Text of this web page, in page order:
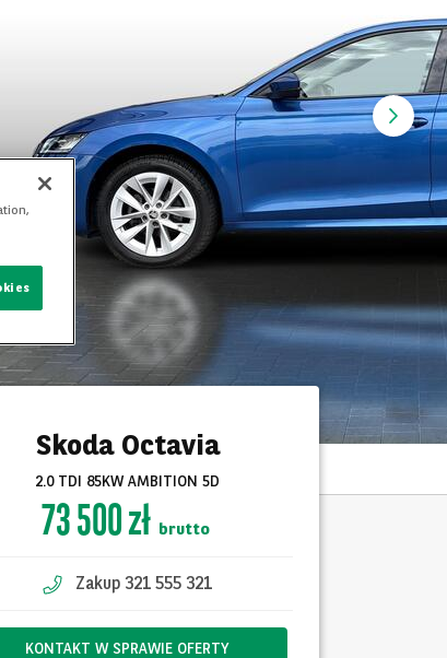
Skoda Octavia
2.0 TDI 85KW AMBITION 5D
73 500 zł brutto
Zakup 321 555 321
KONTAKT W SPRAWIE OFERTY